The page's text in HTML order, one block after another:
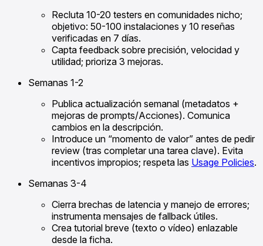
Recluta 10-20 testers en comunidades nicho;
objetivo: 50-100 instalaciones y 10 reseñas
verificadas en 7 días.
Capta feedback sobre precisión, velocidad y
utilidad; prioriza 3 mejoras.
Semanas 1-2
Publica actualización semanal (metadatos +
mejoras de prompts/Acciones). Comunica
cambios en la descripción.
Introduce un “momento de valor” antes de pedir
review (tras completar una tarea clave). Evita
incentivos impropios; respeta las Usage Policies.
Semanas 3-4
Cierra brechas de latencia y manejo de errores;
instrumenta mensajes de fallback útiles.
Crea tutorial breve (texto o vídeo) enlazable
desde la ficha.